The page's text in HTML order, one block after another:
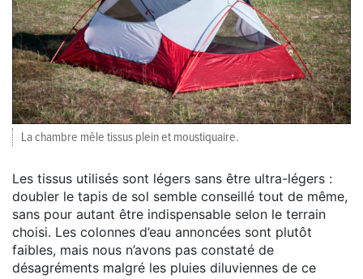
La chambre mêle tissus plein et moustiquaire.
Les tissus utilisés sont légers sans être ultra-légers :
doubler le tapis de sol semble conseillé tout de même,
sans pour autant être indispensable selon le terrain
choisi. Les colonnes d’eau annoncées sont plutôt
faibles, mais nous n’avons pas constaté de
désagréments malgré les pluies diluviennes de ce